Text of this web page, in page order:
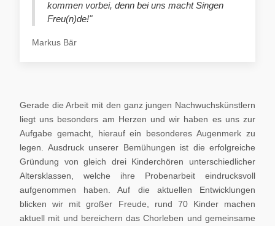
kommen vorbei, denn bei uns macht Singen
Freu(n)de!"
Markus Bär
Gerade die Arbeit mit den ganz jungen Nachwuchskünstlern
liegt uns besonders am Herzen und wir haben es uns zur
Aufgabe gemacht, hierauf ein besonderes Augenmerk zu
legen. Ausdruck unserer Bemühungen ist die erfolgreiche
Gründung von gleich drei Kinderchören unterschiedlicher
Altersklassen, welche ihre Probenarbeit eindrucksvoll
aufgenommen haben. Auf die aktuellen Entwicklungen
blicken wir mit großer Freude, rund 70 Kinder machen
aktuell mit und bereichern das Chorleben und gemeinsame